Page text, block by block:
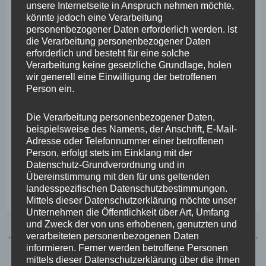
„Hier biete ich gerne an, mich bei der Stadtverwaltung
einzusetzen, dass diese bei der Suche unterstützt. Den
Ausfall dieses schönen Festes müssen wir verhindern,
insbesondere im Sinne der Kinder“, zeigt sich
Wefelscheid entschlossen. „Aber auch an die
ein größeres freies Grundstück im Koblenzer
Stadtbereich nahe der Vorstadt bekannt ist, möglichst
ohne Bäume und direkt anliegende Wohnhäuser, dann
geben Sie mir oder der Kirmesgesellschaft gerne
Bescheid.“
← Vorheriger Beitrag Nächster Beitrag →
unsere Internetseite in Anspruch nehmen möchte,
könnte jedoch eine Verarbeitung
personenbezogener Daten erforderlich werden. Ist
die Verarbeitung personenbezogener Daten
erforderlich und besteht für eine solche
Verarbeitung keine gesetzliche Grundlage, holen
wir generell eine Einwilligung der betroffenen
Person ein.
Die Verarbeitung personenbezogener Daten,
beispielsweise des Namens, der Anschrift, E-Mail-
Adresse oder Telefonnummer einer betroffenen
Person, erfolgt stets im Einklang mit der
Datenschutz-Grundverordnung und in
Übereinstimmung mit den für uns geltenden
landesspezifischen Datenschutzbestimmungen.
Mittels dieser Datenschutzerklärung möchte unser
Unternehmen die Öffentlichkeit über Art, Umfang
und Zweck der von uns erhobenen, genutzten und
verarbeiteten personenbezogenen Daten
informieren. Ferner werden betroffene Personen
mittels dieser Datenschutzerklärung über die ihnen